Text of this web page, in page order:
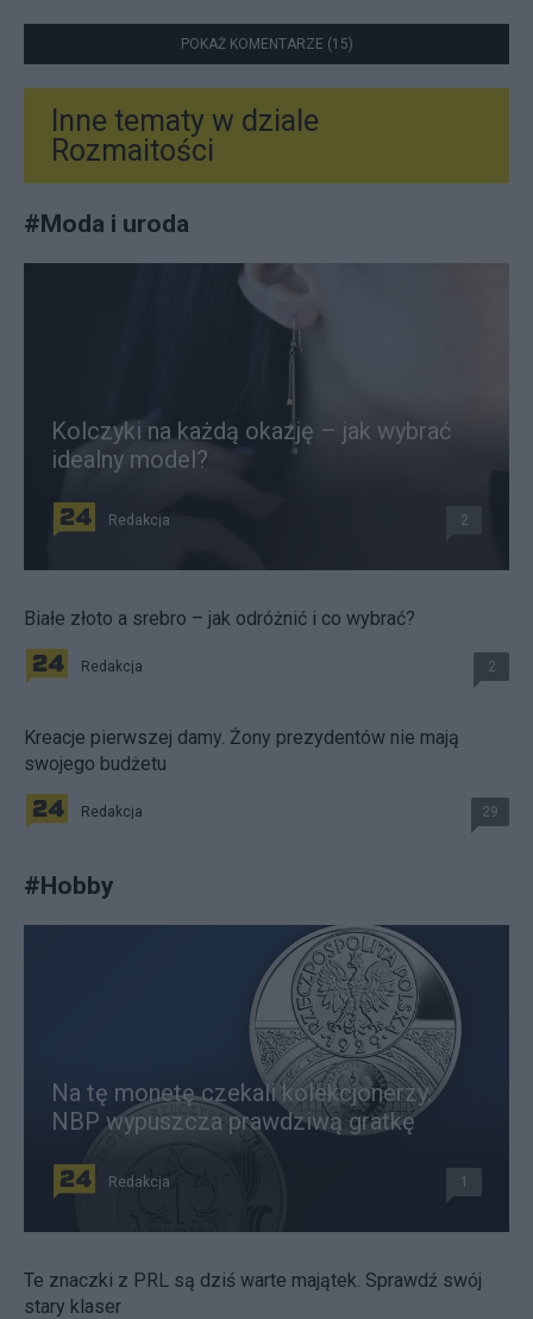
POKAŻ KOMENTARZE (15)
Inne tematy w dziale
Rozmaitości
#Moda i uroda
Kolczyki na każdą okazję – jak wybrać
idealny model?
Redakcja 2
Białe złoto a srebro – jak odróżnić i co wybrać?
Redakcja 2
Kreacje pierwszej damy. Żony prezydentów nie mają
swojego budżetu
Redakcja 29
#Hobby
Na tę monetę czekali kolekcjonerzy.
NBP wypuszcza prawdziwą gratkę
Redakcja 1
Te znaczki z PRL są dziś warte majątek. Sprawdź swój
stary klaser